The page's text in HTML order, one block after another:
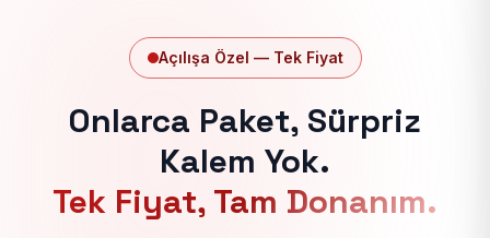
Açılışa Özel — Tek Fiyat
Onlarca Paket, Sürpriz
Kalem Yok.
Tek Fiyat, Tam Donanım.